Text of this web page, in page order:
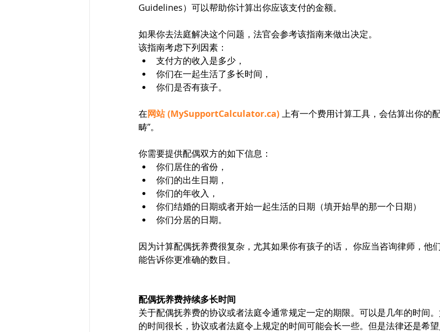
Guidelines）可以帮助你计算出你应该支付的金额。
如果你去法庭解决这个问题，法官会参考该指南来做出决定。
该指南考虑下列因素：
支付方的收入是多少，
你们在一起生活了多长时间，
你们是否有孩子。
在网站 (MySupportCalculator.ca) 上有一个费用计算工具，会估算出你的
畴”。
你需要提供配偶双方的如下信息：
你们居住的省份，
你们的出生日期，
你们的年收入，
你们结婚的日期或者开始一起生活的日期（填开始早的那一个日期）
你们分居的日期。
因为计算配偶抚养费很复杂，尤其如果你有孩子的话， 你应当咨询律师，他
能告诉你更准确的数目。
配偶抚养费持续多长时间
关于配偶抚养费的协议或者法庭令通常规定一定的期限。可以是几年的时间
的时间很长，协议或者法庭令上规定的时间可能会长一些。但是法律还是希